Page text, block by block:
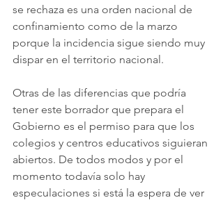
se rechaza es una orden nacional de
confinamiento como de la marzo
porque la incidencia sigue siendo muy
dispar en el territorio nacional.
Otras de las diferencias que podría
tener este borrador que prepara el
Gobierno es el permiso para que los
colegios y centros educativos siguieran
abiertos. De todos modos y por el
momento todavía solo hay
especulaciones si está la espera de ver